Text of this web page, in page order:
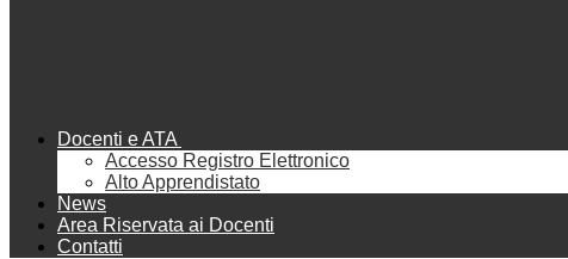
Docenti e ATA
Accesso Registro Elettronico
Alto Apprendistato
News
Area Riservata ai Docenti
Contatti